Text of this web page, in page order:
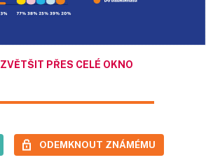
ZVĚTŠIT PŘES CELÉ OKNO
ODEMKNOUT ZNÁMÉMU